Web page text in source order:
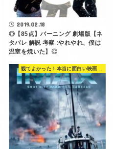
2019.02.18
◎【85点】バーニング 劇場版【ネ
タバレ 解説 考察 :やれやれ、僕は
温室を焼いた】◎